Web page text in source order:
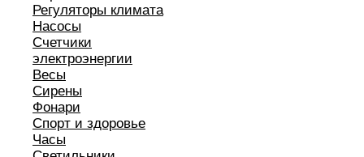
Регуляторы климата
Насосы
Счетчики
электроэнергии
Весы
Сирены
Фонари
Спорт и здоровье
Часы